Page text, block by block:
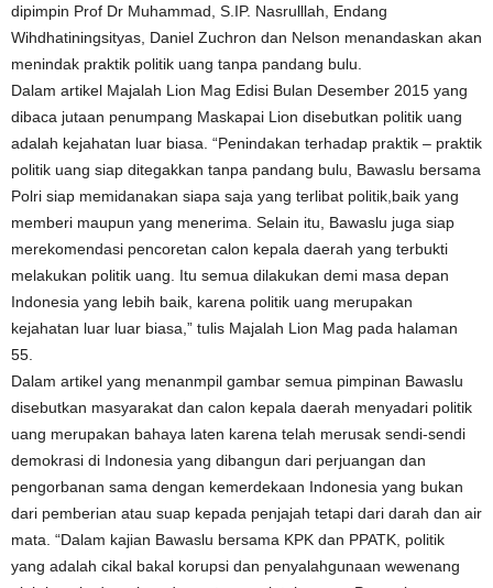
dipimpin Prof Dr Muhammad, S.IP. Nasrulllah, Endang
Wihdhatiningsityas, Daniel Zuchron dan Nelson menandaskan akan
menindak praktik politik uang tanpa pandang bulu.
Dalam artikel Majalah Lion Mag Edisi Bulan Desember 2015 yang
dibaca jutaan penumpang Maskapai Lion disebutkan politik uang
adalah kejahatan luar biasa. “Penindakan terhadap praktik – praktik
politik uang siap ditegakkan tanpa pandang bulu, Bawaslu bersama
Polri siap memidanakan siapa saja yang terlibat politik,baik yang
memberi maupun yang menerima. Selain itu, Bawaslu juga siap
merekomendasi pencoretan calon kepala daerah yang terbukti
melakukan politik uang. Itu semua dilakukan demi masa depan
Indonesia yang lebih baik, karena politik uang merupakan
kejahatan luar luar biasa,” tulis Majalah Lion Mag pada halaman
55.
Dalam artikel yang menanmpil gambar semua pimpinan Bawaslu
disebutkan masyarakat dan calon kepala daerah menyadari politik
uang merupakan bahaya laten karena telah merusak sendi-sendi
demokrasi di Indonesia yang dibangun dari perjuangan dan
pengorbanan sama dengan kemerdekaan Indonesia yang bukan
dari pemberian atau suap kepada penjajah tetapi dari darah dan air
mata. “Dalam kajian Bawaslu bersama KPK dan PPATK, politik
yang adalah cikal bakal korupsi dan penyalahgunaan wewenang